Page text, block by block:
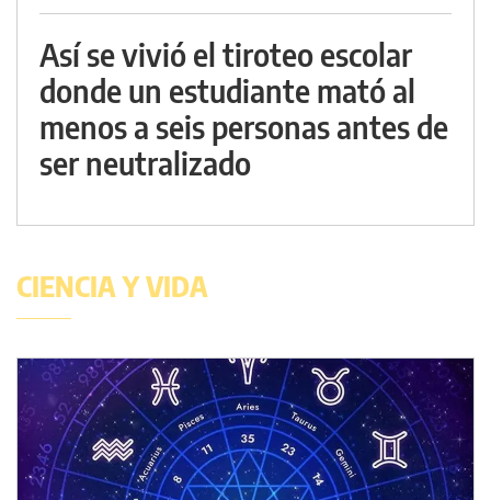
Así se vivió el tiroteo escolar
donde un estudiante mató al
menos a seis personas antes de
ser neutralizado
CIENCIA Y VIDA